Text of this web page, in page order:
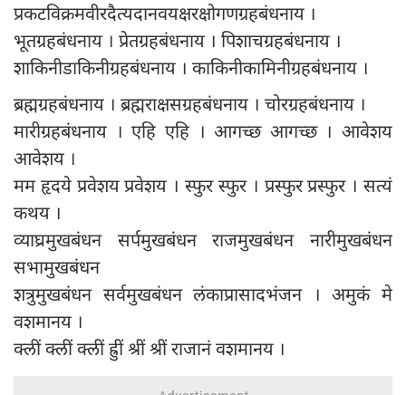
प्रकटविक्रमवीरदैत्यदानवयक्षरक्षोगणग्रहबंधनाय ।
भूतग्रहबंधनाय । प्रेतग्रहबंधनाय । पिशाचग्रहबंधनाय ।
शाकिनीडाकिनीग्रहबंधनाय । काकिनीकामिनीग्रहबंधनाय ।
ब्रह्मग्रहबंधनाय । ब्रह्मराक्षसग्रहबंधनाय । चोरग्रहबंधनाय ।
मारीग्रहबंधनाय । एहि एहि । आगच्छ आगच्छ । आवेशय
आवेशय ।
मम हृदये प्रवेशय प्रवेशय । स्फुर स्फुर । प्रस्फुर प्रस्फुर । सत्यं
कथय ।
व्याघ्रमुखबंधन सर्पमुखबंधन राजमुखबंधन नारीमुखबंधन
सभामुखबंधन
शत्रुमुखबंधन सर्वमुखबंधन लंकाप्रासादभंजन । अमुकं मे
वशमानय ।
क्लीं क्लीं क्लीं ह्रुीं श्रीं श्रीं राजानं वशमानय ।